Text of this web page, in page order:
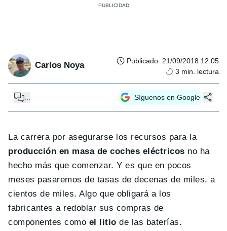
Carlos Noya Publicado: 21/09/2018 12:05
3 min. lectura
Síguenos en Google
La carrera por asegurarse los recursos para la
producción en masa de coches eléctricos no ha
hecho más que comenzar. Y es que en pocos
meses pasaremos de tasas de decenas de miles, a
cientos de miles. Algo que obligará a los
fabricantes a redoblar sus compras de
componentes como el litio de las baterías.